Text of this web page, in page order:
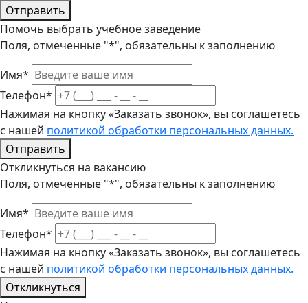
Отправить
Помочь выбрать учебное заведение
Поля, отмеченные "*", обязательны к заполнению
Имя*
Телефон*
Нажимая на кнопку «Заказать звонок», вы соглашетесь
с нашей политикой обработки персональных данных.
Отправить
Откликнуться на вакансию
Поля, отмеченные "*", обязательны к заполнению
Имя*
Телефон*
Нажимая на кнопку «Заказать звонок», вы соглашетесь
с нашей политикой обработки персональных данных.
Откликнуться